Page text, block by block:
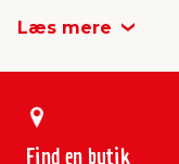
og udnytte alle
Giv høje
betingelser
Tomatplanter,
Læs mere
Find en butik